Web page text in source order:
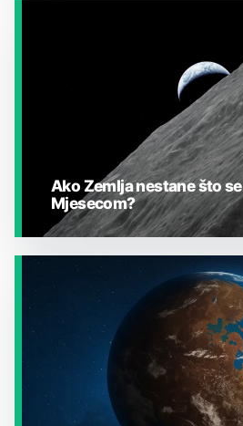
Ako Zemlja nestane što
Mjesecom?